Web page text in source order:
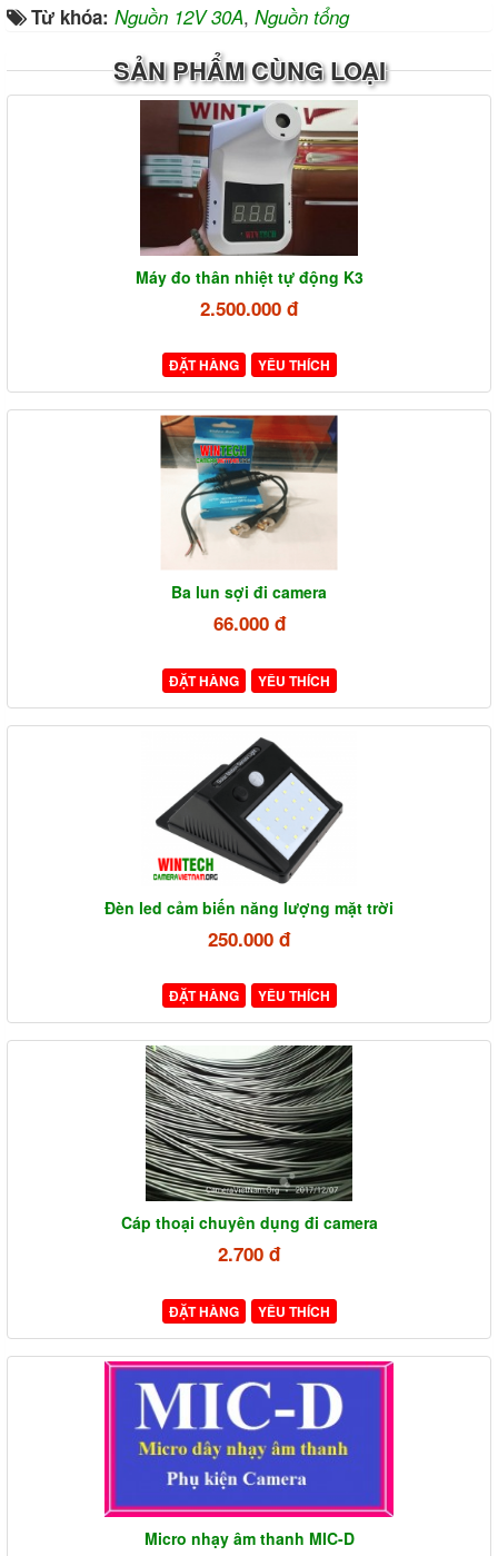
Từ khóa: Nguồn 12V 30A, Nguồn tổng
SẢN PHẨM CÙNG LOẠI
Máy đo thân nhiệt tự động K3
2.500.000 đ
ĐẶT HÀNG YÊU THÍCH
Ba lun sợi đi camera
66.000 đ
ĐẶT HÀNG YÊU THÍCH
Đèn led cảm biến năng lượng mặt trời
250.000 đ
ĐẶT HÀNG YÊU THÍCH
Cáp thoại chuyên dụng đi camera
2.700 đ
ĐẶT HÀNG YÊU THÍCH
Micro nhạy âm thanh MIC-D